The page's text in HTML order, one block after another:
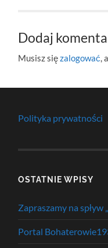
Dodaj
Musisz sięzalogować ,
Polityka prywatności
OSTATNIE WPISY
Zapraszamy na
Portal